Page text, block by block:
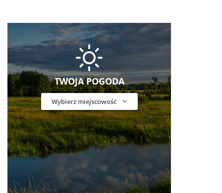
TWOJA POGODA
Wybierz miejscowość